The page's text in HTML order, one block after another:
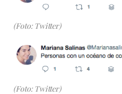
(Foto: Twitter)
(Foto: Twitter)